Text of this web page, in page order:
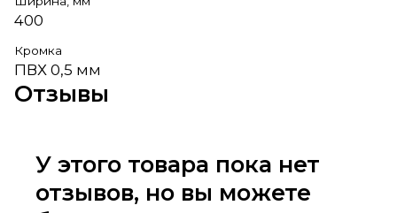
400
Кромка
ПВХ 0,5 мм
Отзывы
У этого товара пока нет
отзывов, но вы можете